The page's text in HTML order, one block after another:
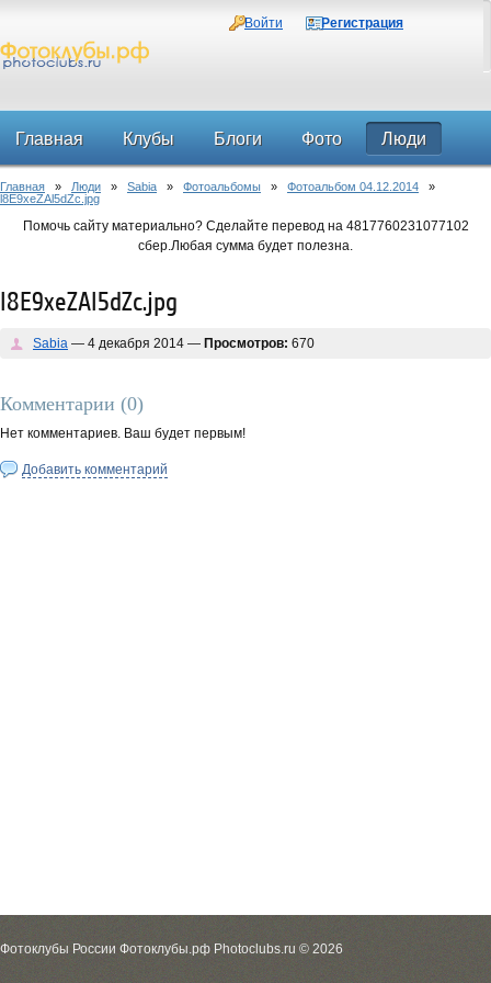
Войти Регистрация
Главная Клубы Блоги Фото Люди
Форум
Главная » Люди » Sabia » Фотоальбомы » Фотоальбом 04.12.2014 »
l8E9xeZAl5dZc.jpg
Помочь сайту материально? Сделайте перевод на 4817760231077102
сбер.Любая сумма будет полезна.
l8E9xeZAl5dZc.jpg
Sabia — 4 декабря 2014 — Просмотров: 670
Комментарии (0)
Нет комментариев. Ваш будет первым!
Добавить комментарий
Фотоклубы России Фотоклубы.рф Photoclubs.ru © 2026